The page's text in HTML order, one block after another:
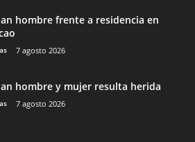
hombre frente a residencia en
7 agosto 2026
hombre y mujer resulta herida
7 agosto 2026